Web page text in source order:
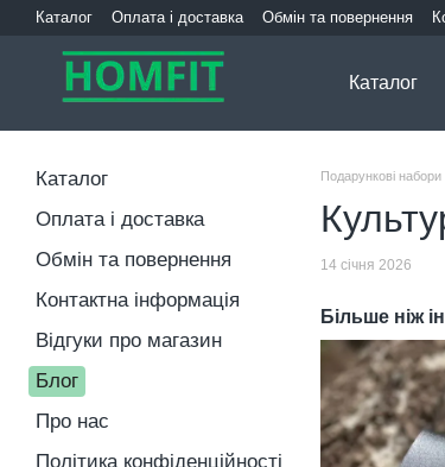
Перейти до основного контенту
Каталог Оплата і доставка Обмін та повернення
Каталог
Подарункові набори
14 січня 2026
Більше ніж
Каталог
Оплата і доставка
Обмін та повернення
Контактна інформація
Відгуки про магазин
Блог
Про нас
Політика конфіденційності